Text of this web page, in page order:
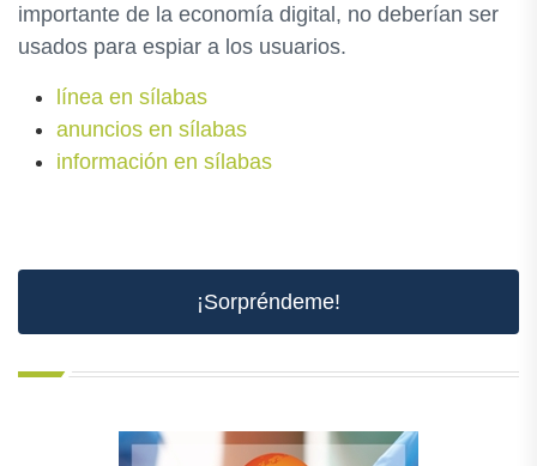
importante de la economía digital, no deberían ser
usados para espiar a los usuarios.
línea en sílabas
anuncios en sílabas
información en sílabas
¡Sorpréndeme!